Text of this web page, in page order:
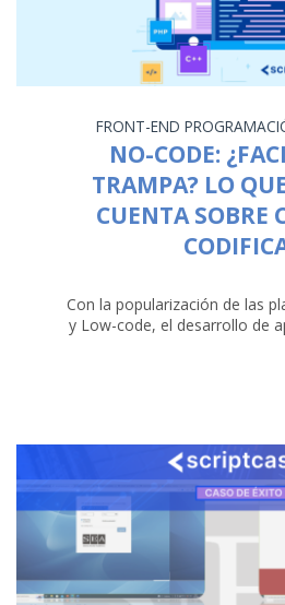
FRONT-END
NO-CODE:
TRAMPA? LO
CUENTA SOBRE
Con la popularización de las
y Low-code, el desarrollo de